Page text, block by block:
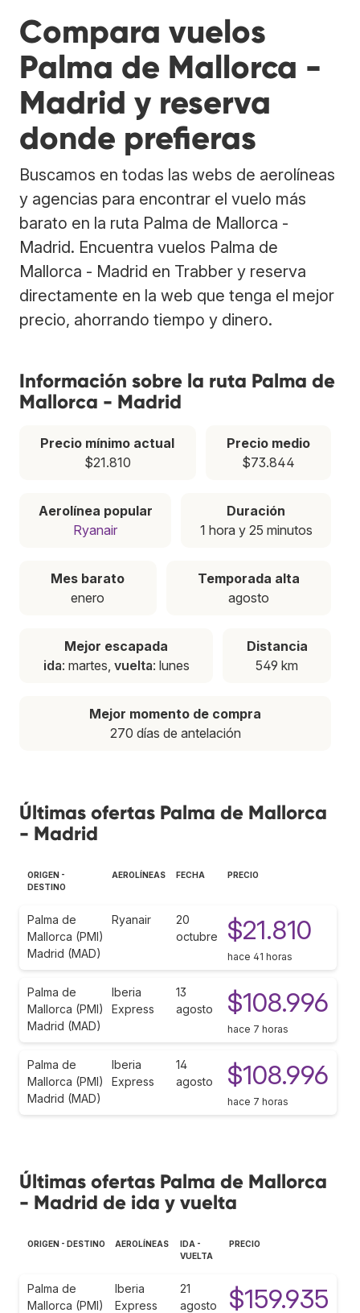
Compara vuelos
Palma de Mallorca -
Madrid y reserva
donde prefieras
Buscamos en todas las webs de aerolíneas
y agencias para encontrar el vuelo más
barato en la ruta Palma de Mallorca -
Madrid. Encuentra vuelos Palma de
Mallorca - Madrid en Trabber y reserva
directamente en la web que tenga el mejor
precio, ahorrando tiempo y dinero.
Información sobre la ruta Palma de
Mallorca - Madrid
Precio mínimo actual
$21.810
Precio medio
$73.844
Aerolínea popular
Ryanair
Duración
1 hora y 25 minutos
Mes barato
enero
Temporada alta
agosto
Mejor escapada
ida: martes, vuelta: lunes
Distancia
549 km
Mejor momento de compra
270 días de antelación
Últimas ofertas Palma de Mallorca
- Madrid
ORIGEN -
DESTINO
AEROLÍNEAS FECHA PRECIO
Palma de
Mallorca (PMI)
Madrid (MAD)
Ryanair
20
octubre
$21.810
hace 41 horas
Palma de
Mallorca (PMI)
Madrid (MAD)
Iberia
Express
13
agosto
$108.996
hace 7 horas
Palma de
Mallorca (PMI)
Madrid (MAD)
Iberia
Express
14
agosto
$108.996
hace 7 horas
Últimas ofertas Palma de Mallorca
- Madrid de ida y vuelta
ORIGEN - DESTINO AEROLÍNEAS
IDA -
VUELTA
PRECIO
Palma de
Mallorca (PMI)
Iberia
Express
21
agosto
$159.935